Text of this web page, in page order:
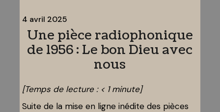
4 avril 2025
Une pièce radiophonique
de 1956 : Le bon Dieu avec
nous
[Temps de lecture : < 1 minute]
Suite de la mise en ligne inédite des pièces